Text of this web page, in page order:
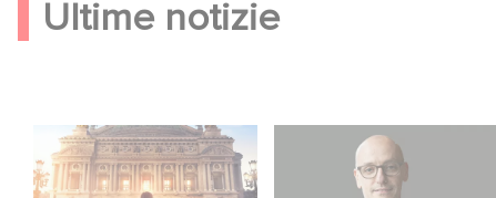
Ultime notizie
Gaumont e Good
Hero annunciano il
Gaumont USA
Acquires OPUS, an